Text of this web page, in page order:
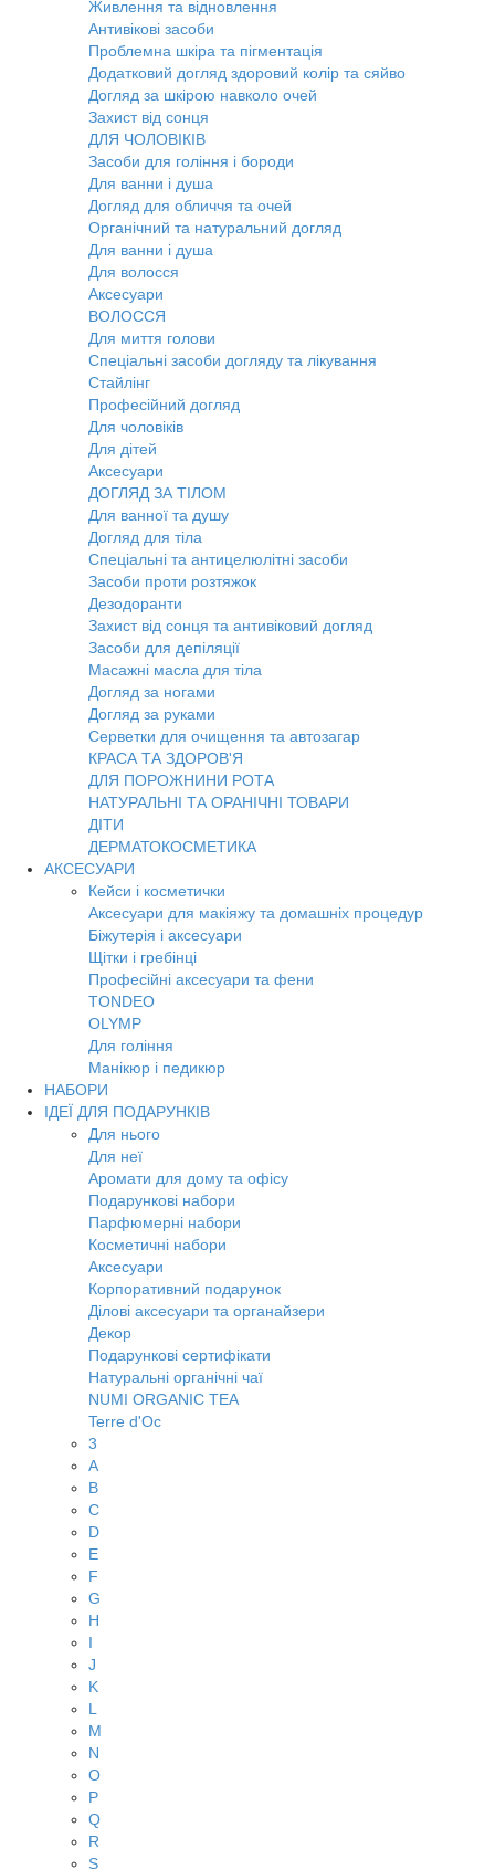
Живлення та відновлення
Антивікові засоби
Проблемна шкіра та пігментація
Додатковий догляд здоровий колір та сяйво
Догляд за шкірою навколо очей
Захист від сонця
ДЛЯ ЧОЛОВІКІВ
Засоби для гоління і бороди
Для ванни і душа
Догляд для обличчя та очей
Органічний та натуральний догляд
Для ванни і душа
Для волосся
Аксесуари
ВОЛОССЯ
Для миття голови
Спеціальні засоби догляду та лікування
Стайлінг
Професійний догляд
Для чоловіків
Для дітей
Аксесуари
ДОГЛЯД ЗА ТІЛОМ
Для ванної та душу
Догляд для тіла
Спеціальні та антицелюлітні засоби
Засоби проти розтяжок
Дезодоранти
Захист від сонця та антивіковий догляд
Засоби для депіляції
Масажні масла для тіла
Догляд за ногами
Догляд за руками
Серветки для очищення та автозагар
КРАСА ТА ЗДОРОВ'Я
ДЛЯ ПОРОЖНИНИ РОТА
НАТУРАЛЬНІ ТА ОРАНІЧНІ ТОВАРИ
ДІТИ
ДЕРМАТОКОСМЕТИКА
АКСЕСУАРИ
Кейси і косметички
Аксесуари для макіяжу та домашніх процедур
Біжутерія і аксесуари
Щітки і гребінці
Професійні аксесуари та фени
TONDEO
OLYMP
Для гоління
Манікюр і педикюр
НАБОРИ
ІДЕЇ ДЛЯ ПОДАРУНКІВ
Для нього
Для неї
Аромати для дому та офісу
Подарункові набори
Парфюмерні набори
Косметичні набори
Аксесуари
Корпоративний подарунок
Ділові аксесуари та органайзери
Декор
Подарункові сертифікати
Натуральні органічні чаї
NUMI ORGANIC TEA
Terre d'Oc
3
A
B
C
D
E
F
G
H
I
J
K
L
M
N
O
P
Q
R
S